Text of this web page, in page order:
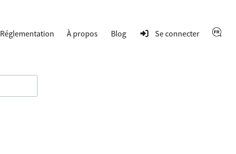
Réglementation À propos Blog Se connecter